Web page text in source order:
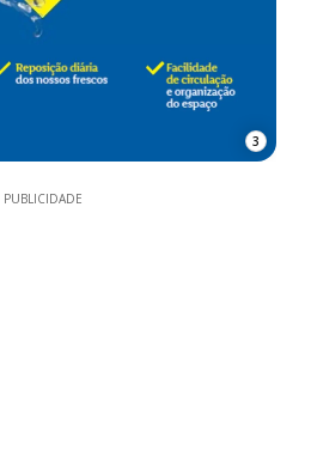
3
PUBLICIDADE